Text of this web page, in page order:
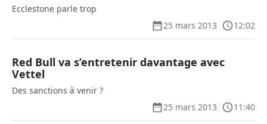
Ecclestone parle trop
25 mars 2013
12:02
Red Bull va s’entretenir davantage avec
Vettel
Des sanctions à venir ?
25 mars 2013
11:40